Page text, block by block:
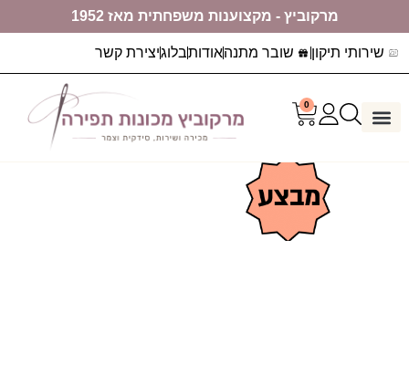
מרקוביץ - מקצוענות משפחתית מאז 1952
שירותי תיקון שובר מתנהאודותבלוגיצירת קשר
0